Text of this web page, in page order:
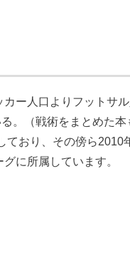
ー人口よりフットサ
。（戦術をまとめた本
おり、その傍ら2010
に所属しています。